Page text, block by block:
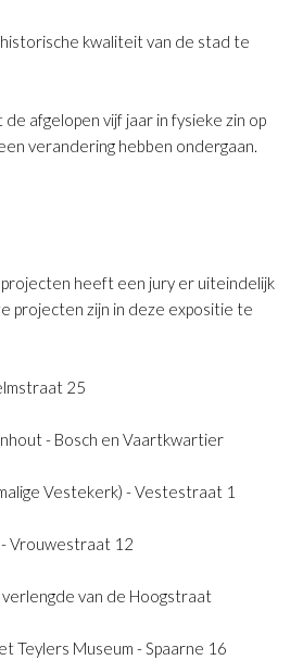
kwaliteit van de stad te
afgelopen vijf jaar in fysieke zin op
verandering hebben ondergaan.
heeft een jury er uiteindelijk
projecten zijn in deze expositie te
25
- Bosch en Vaartkwartier
Vestekerk) - Vestestraat 1
Vrouwestraat 12
van de Hoogstraat
Teylers Museum - Spaarne 16